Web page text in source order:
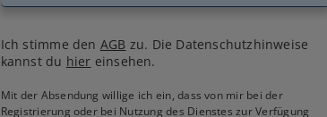
Ich stimme den AGB zu. Die Datenschutzhinweise
kannst du hier einsehen.
Mit der Absendung willige ich ein, dass von mir bei der
Registrierung oder bei Nutzung des Dienstes zur Verfügung